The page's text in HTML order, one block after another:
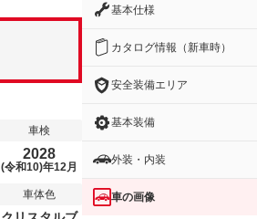
車検
2028
(令和10)年12月
車体色
基本仕様
カタログ情報（新車時）
安全装備エリア
基本装備
外装・内装
車の画像